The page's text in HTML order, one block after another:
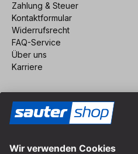
Zahlung & Steuer
Kontaktformular
Widerrufsrecht
FAQ-Service
Über uns
Karriere